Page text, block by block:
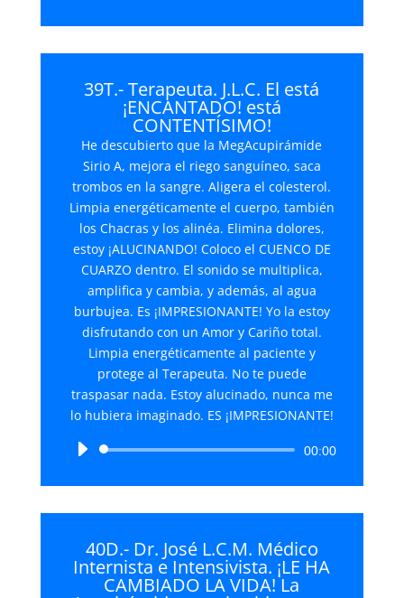
audio
39T.- Terapeuta. J.L.C. El está
¡ENCANTADO! está
CONTENTÍSIMO!
He descubierto que la MegAcupirámide
Sirio A, mejora el riego sanguíneo, saca
trombos en la sangre. Aligera el colesterol.
Limpia energéticamente el cuerpo, también
los Chacras y los alinéa. Elimina dolores,
estoy ¡ALUCINANDO! Coloco el CUENCO DE
CUARZO dentro. El sonido se multiplica,
amplifica y cambia, y además, al agua
burbujea. Es ¡IMPRESIONANTE! Yo la estoy
disfrutando con un Amor y Cariño total.
Limpia energéticamente al paciente y
protege al Terapeuta. No te puede
traspasar nada. Estoy alucinado, nunca me
lo hubiera imaginado. ES ¡IMPRESIONANTE!
Reproductor
audio
00:00
40D.- Dr. José L.C.M. Médico
Internista e Intensivista. ¡LE HA
CAMBIADO LA VIDA! La